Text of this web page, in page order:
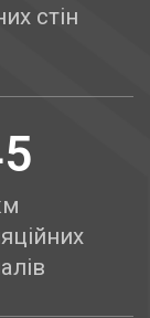
стін